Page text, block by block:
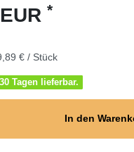
*
€ / Stück
Tagen lieferbar.
In den